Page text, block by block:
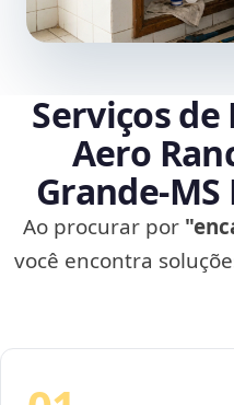
Serviços
Aero
Ao procurar por
você encontra